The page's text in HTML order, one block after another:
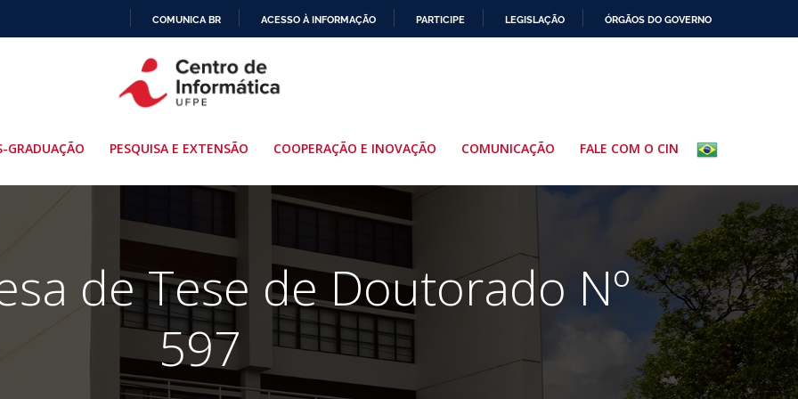
PARA
O
COMUNICA BR ACESSO À INFORMAÇÃO PARTICIPE LEGISLAÇÃO ÓRGÃOS DO GOVERNO
GRADUAÇÃO PESQUISA E EXTENSÃO COOPERAÇÃO E INOVAÇÃO COMUNICAÇÃO FALE COM O CIN
de Tese de Doutorado Nº
597